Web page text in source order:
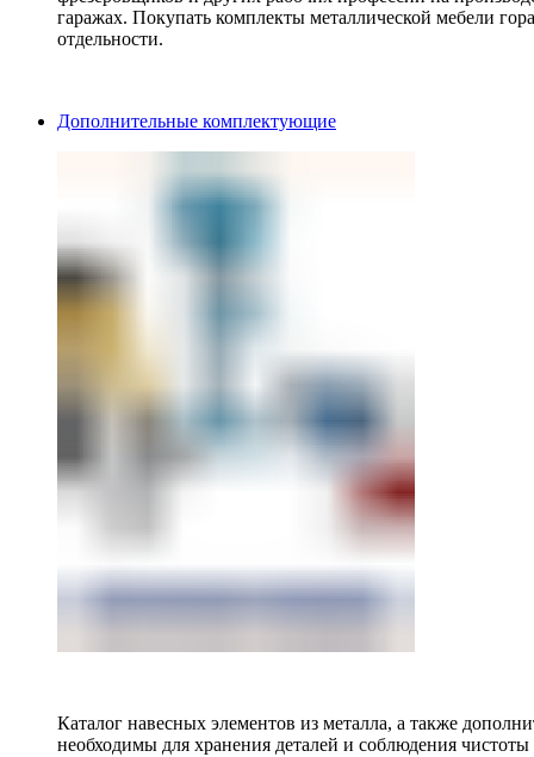
гаражах. Покупать комплекты металлической мебели
отдельности.
Дополнительные комплектующие
Каталог навесных элементов из металла, а также
необходимы для хранения деталей и соблюдения чистоты